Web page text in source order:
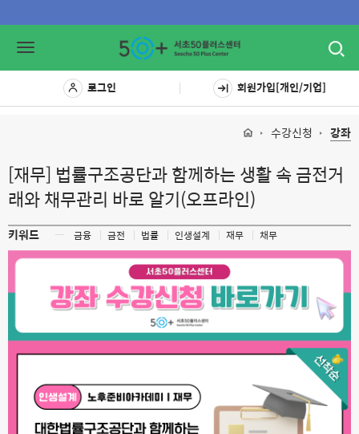
Toggle
로그인 회원가입[개인/기업]
수강신청 강좌
[재무] 법률구조공단과 함께하는 생활 속 금전거
래와 채무관리 바로 알기(오프라인)
키워드 ㅡ 금융 금전 법률 인생설계 재무 채무